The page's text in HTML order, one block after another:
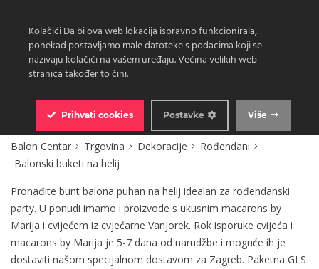
Balon Centar Trgovina Dekoracije
Rođendani
Balonski buketi na helij
Pronađite bunt balona puhan na helij idealan za rođendanski
party. U ponudi imamo i proizvode s ukusnim macarons by
Marija i cvijećem iz cvjećarne Vanjorek. Rok isporuke cvijeća i
macarons by Marija je 5-7 dana od narudžbe i moguće ih je
dostaviti našom specijalnom dostavom za Zagreb. Paketna GLS
Kolačići Da bi ova web lokacija ispravno funkcionirala,
ponekad postavljamo male datoteke s podacima koji se
nazivaju kolačići na vašem uređaju. Većina velikih web
stranica također to čini.
Prihvati cookies Više
Postavke